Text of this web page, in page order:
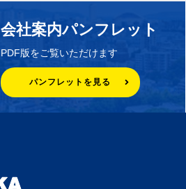
会社案内パンフレット
PDF版をご覧いただけます
パンフレットを見る